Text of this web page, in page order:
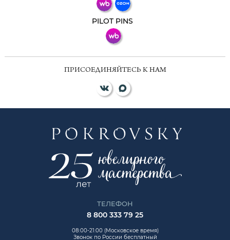
PILOT PINS
ПРИСОЕДИНЯЙТЕСЬ К НАМ
ТЕЛЕФОН
8 800 333 79 25
08:00-21:00 (Московское время)
Звонок по России бесплатный